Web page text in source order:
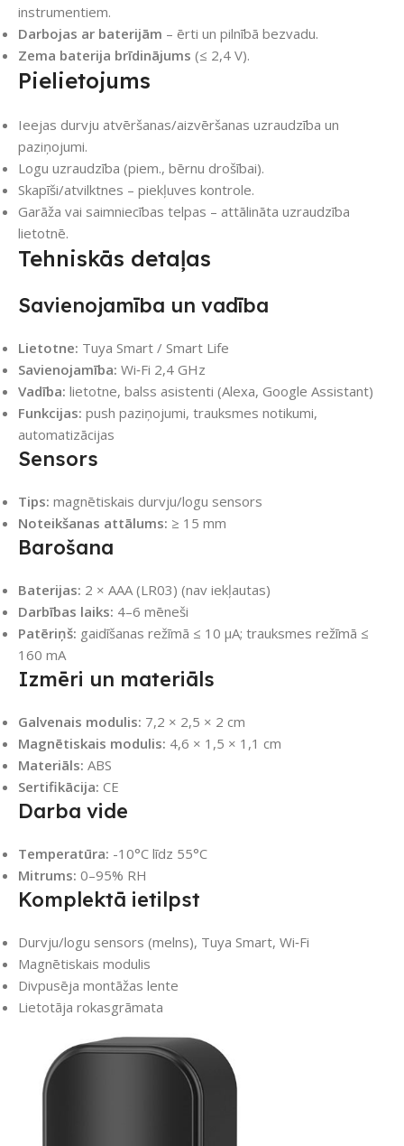
instrumentiem.
Darbojas ar baterijām – ērti un pilnībā bezvadu.
Zema baterija brīdinājums (≤ 2,4 V).
Pielietojums
Ieejas durvju atvēršanas/aizvēršanas uzraudzība un
paziņojumi.
Logu uzraudzība (piem., bērnu drošībai).
Skapīši/atvilktnes – piekļuves kontrole.
Garāža vai saimniecības telpas – attālināta uzraudzība
lietotnē.
Tehniskās detaļas
Savienojamība un vadība
Lietotne: Tuya Smart / Smart Life
Savienojamība: Wi‑Fi 2,4 GHz
Vadība: lietotne, balss asistenti (Alexa, Google Assistant)
Funkcijas: push paziņojumi, trauksmes notikumi,
automatizācijas
Sensors
Tips: magnētiskais durvju/logu sensors
Noteikšanas attālums: ≥ 15 mm
Barošana
Baterijas: 2 × AAA (LR03) (nav iekļautas)
Darbības laiks: 4–6 mēneši
Patēriņš: gaidīšanas režīmā ≤ 10 μA; trauksmes režīmā ≤
160 mA
Izmēri un materiāls
Galvenais modulis: 7,2 × 2,5 × 2 cm
Magnētiskais modulis: 4,6 × 1,5 × 1,1 cm
Materiāls: ABS
Sertifikācija: CE
Darba vide
Temperatūra: -10°C līdz 55°C
Mitrums: 0–95% RH
Komplektā ietilpst
Durvju/logu sensors (melns), Tuya Smart, Wi‑Fi
Magnētiskais modulis
Divpusēja montāžas lente
Lietotāja rokasgrāmata